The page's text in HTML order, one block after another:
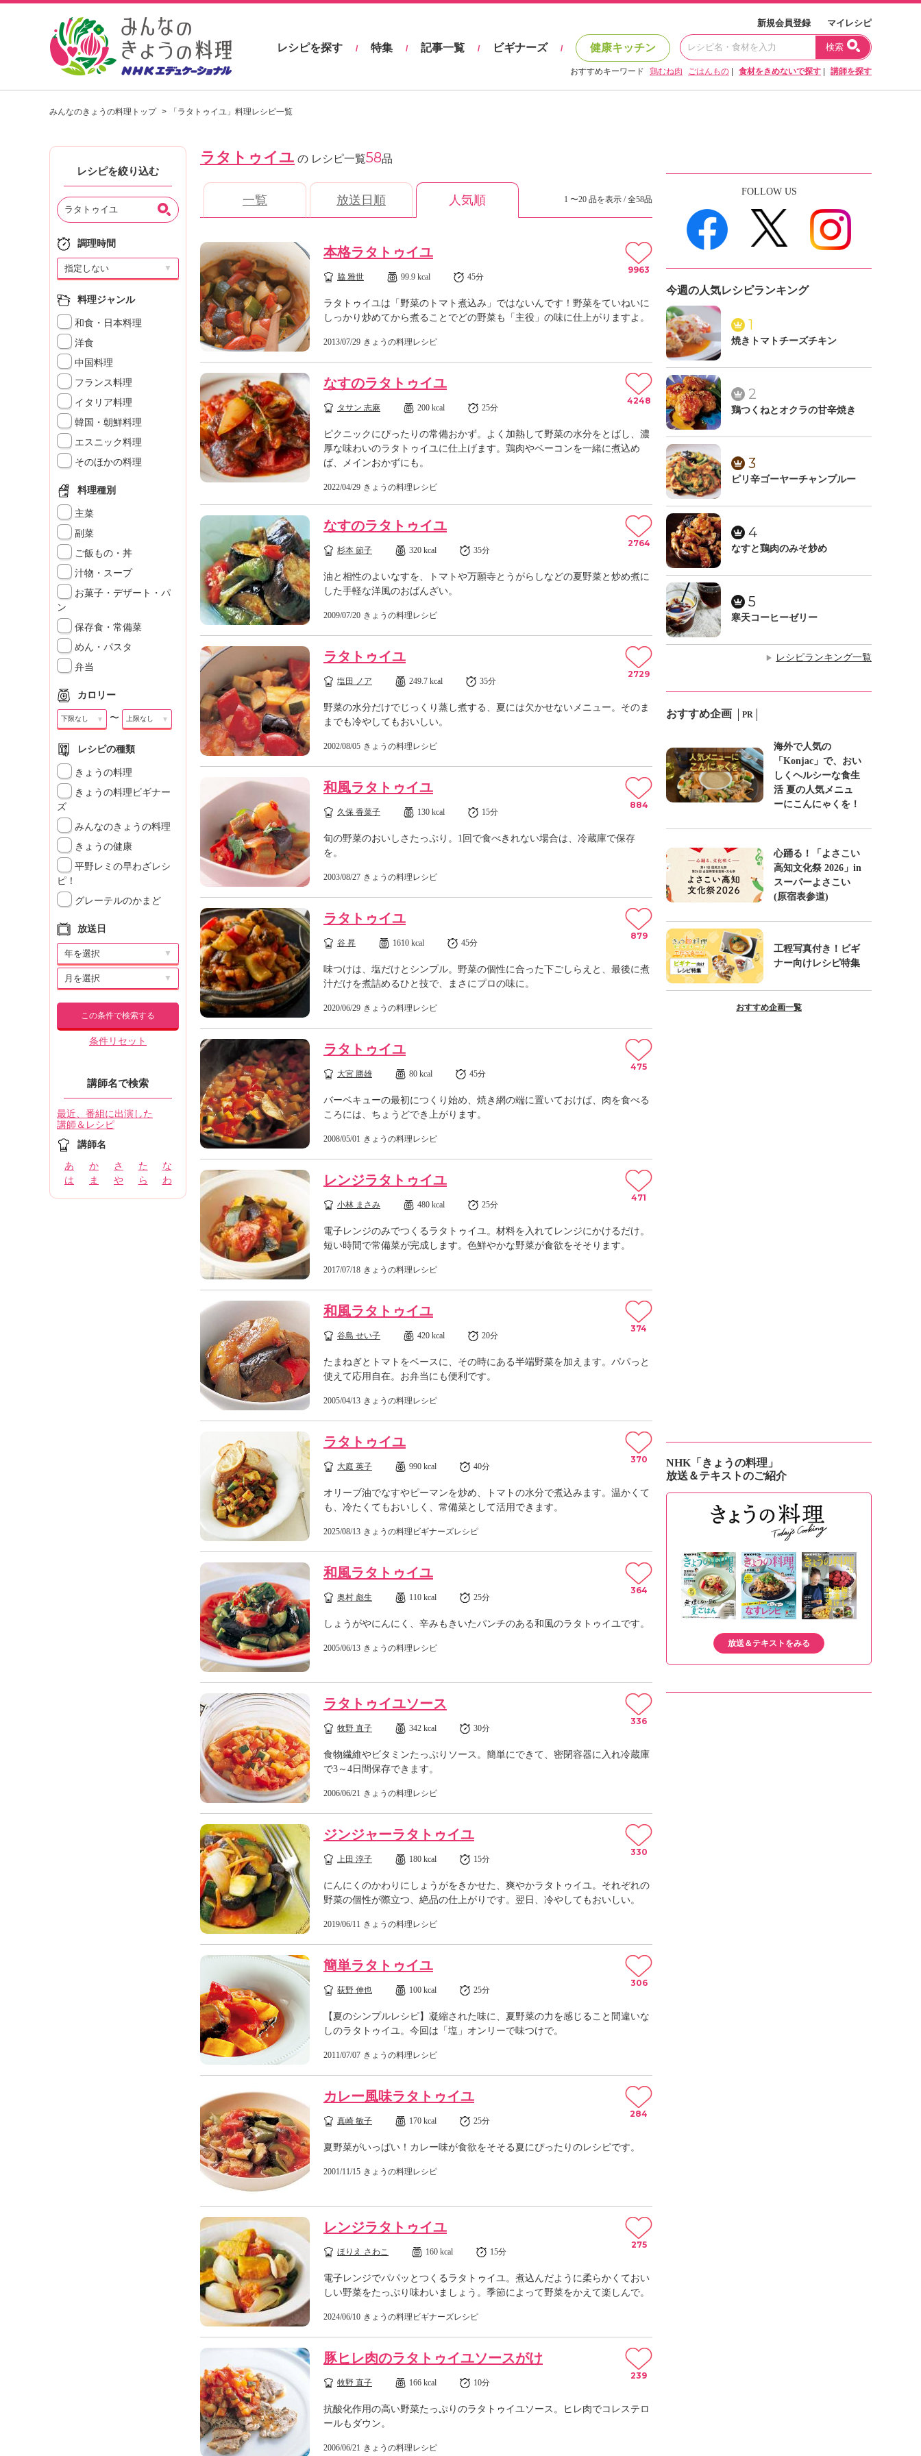
し
シ
を
見
よ
う
。
N
H
K
エ
デ
ケ
ー
シ
ョ
ナ
ル
「
み
の
き
ょ
う
の
料
理
」
新規会員登録 マイレシピ
レシピを探す / 特集 / 記事一覧 / ビギナーズ / 健康キッチン 検索
おすすめキーワード 鶏むね肉 ごはんもの 食材をきめないで探す 講師を探す
みんなのきょうの料理トップ 「ラタトゥイユ」料理レシピ一覧
レシピを絞り込む
調理時間
▼
料理ジャンル
和食・日本料理
洋食
中国料理
フランス料理
イタリア料理
韓国・朝鮮料理
エスニック料理
そのほかの料理
料理種別
主菜
副菜
ご飯もの・丼
汁物・スープ
お菓子・デザート・パ
ン
保存食・常備菜
めん・パスタ
弁当
カロリー
▼ 〜 ▼
レシピの種類
きょうの料理
きょうの料理ビギナー
ズ
みんなのきょうの料理
きょうの健康
平野レミの早わざレシ
ピ！
グレーテルのかまど
放送日
▼
▼
この条件で検索する
条件リセット
講師名で検索
最近、番組に出演した
講師＆レシピ
講師名
あ か さ た
な
は
ま や ら わ
ラタトゥイユ の レシピ一覧58品
一覧 放送日順 人気順 1 〜20 品を表示 / 全58品
本格ラタトゥイユ
脇 雅世 99.9 kcal 45分
ラタトゥイユは「野菜のトマト煮込み」ではないんです！野菜をていねいに
しっかり炒めてから煮ることでどの野菜も「主役」の味に仕上がりますよ。
2013/07/29 きょうの料理レシピ
9963
なすのラタトゥイユ
タサン 志麻 200 kcal 25分
ピクニックにぴったりの常備おかず。よく加熱して野菜の水分をとばし、濃
厚な味わいのラタトゥイユに仕上げます。鶏肉やベーコンを一緒に煮込め
ば、メインおかずにも。
2022/04/29 きょうの料理レシピ
4248
なすのラタトゥイユ
杉本 節子 320 kcal 35分
油と相性のよいなすを、トマトや万願寺とうがらしなどの夏野菜と炒め煮に
した手軽な洋風のおばんざい。
2009/07/20 きょうの料理レシピ
2764
ラタトゥイユ
塩田 ノア 249.7 kcal 35分
野菜の水分だけでじっくり蒸し煮する、夏には欠かせないメニュー。そのま
までも冷やしてもおいしい。
2002/08/05 きょうの料理レシピ
2729
和風ラタトゥイユ
久保 香菜子 130 kcal 15分
旬の野菜のおいしさたっぷり。1回で食べきれない場合は、冷蔵庫で保存
を。
2003/08/27 きょうの料理レシピ
884
ラタトゥイユ
谷 昇 1610 kcal 45分
味つけは、塩だけとシンプル。野菜の個性に合った下ごしらえと、最後に煮
汁だけを煮詰めるひと技で、まさにプロの味に。
2020/06/29 きょうの料理レシピ
879
ラタトゥイユ
大宮 勝雄 80 kcal 45分
バーベキューの最初につくり始め、焼き網の端に置いておけば、肉を食べる
ころには、ちょうどでき上がります。
2008/05/01 きょうの料理レシピ
475
レンジラタトゥイユ
小林 まさみ 480 kcal 25分
電子レンジのみでつくるラタトゥイユ。材料を入れてレンジにかけるだけ。
短い時間で常備菜が完成します。色鮮やかな野菜が食欲をそそります。
2017/07/18 きょうの料理レシピ
471
和風ラタトゥイユ
谷島 せい子 420 kcal 20分
たまねぎとトマトをベースに、その時にある半端野菜を加えます。パパっと
使えて応用自在。お弁当にも便利です。
2005/04/13 きょうの料理レシピ
374
ラタトゥイユ
大庭 英子 990 kcal 40分
オリーブ油でなすやピーマンを炒め、トマトの水分で煮込みます。温かくて
も、冷たくてもおいしく、常備菜として活用できます。
2025/08/13 きょうの料理ビギナーズレシピ
370
和風ラタトゥイユ
奥村 彪生 110 kcal 25分
しょうがやにんにく、辛みもきいたパンチのある和風のラタトゥイユです。
2005/06/13 きょうの料理レシピ
364
ラタトゥイユソース
牧野 直子 342 kcal 30分
食物繊維やビタミンたっぷりソース。簡単にできて、密閉容器に入れ冷蔵庫
で3～4日間保存できます。
2006/06/21 きょうの料理レシピ
336
ジンジャーラタトゥイユ
上田 淳子 180 kcal 15分
にんにくのかわりにしょうがをきかせた、爽やかラタトゥイユ。それぞれの
野菜の個性が際立つ、絶品の仕上がりです。翌日、冷やしてもおいしい。
2019/06/11 きょうの料理レシピ
330
簡単ラタトゥイユ
荻野 伸也 100 kcal 25分
【夏のシンプルレシピ】凝縮された味に、夏野菜の力を感じること間違いな
しのラタトゥイユ。今回は「塩」オンリーで味つけで。
2011/07/07 きょうの料理レシピ
306
カレー風味ラタトゥイユ
真崎 敏子 170 kcal 25分
夏野菜がいっぱい！カレー味が食欲をそそる夏にぴったりのレシピです。
2001/11/15 きょうの料理レシピ
284
レンジラタトゥイユ
ほりえ さわこ 160 kcal 15分
電子レンジでパパッとつくるラタトゥイユ。煮込んだように柔らかくておい
しい野菜をたっぷり味わいましょう。季節によって野菜をかえて楽しんで。
2024/06/10 きょうの料理ビギナーズレシピ
275
豚ヒレ肉のラタトゥイユソースがけ
牧野 直子 166 kcal 10分
抗酸化作用の高い野菜たっぷりのラタトゥイユソース。ヒレ肉でコレステロ
ールもダウン。
2006/06/21 きょうの料理レシピ
239
FOLLOW US
今週の人気レシピランキング
1
焼きトマトチーズチキン
2
鶏つくねとオクラの甘辛焼き
3
ピリ辛ゴーヤーチャンプルー
4
なすと鶏肉のみそ炒め
5
寒天コーヒーゼリー
▶ レシピランキング一覧
おすすめ企画 PR
海外で人気の
「Konjac」で、おい
しくヘルシーな食生
活 夏の人気メニュ
ーにこんにゃくを！
心踊る！「よさこい
高知文化祭 2026」in
スーパーよさこい
(原宿表参道)
工程写真付き！ビギ
ナー向けレシピ特集
おすすめ企画一覧
NHK「きょうの料理」
放送＆テキストのご紹介
放送＆テキストをみる